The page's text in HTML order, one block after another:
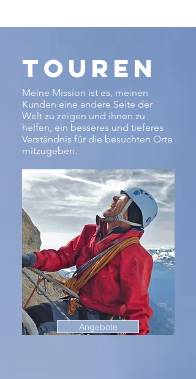
Touren
Meine Mission ist es, meinen
Kunden eine andere Seite der
Welt zu zeigen und ihnen zu
helfen, ein besseres und tieferes
Verständnis für die besuchten Orte
mitzugeben.
Angebote